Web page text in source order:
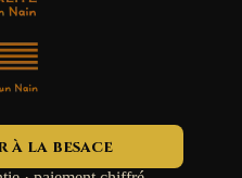
à la besace